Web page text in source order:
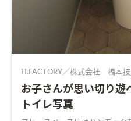
H.FACTORY／株式会社 橋本
お子さんが思い切り遊
トイレ写真